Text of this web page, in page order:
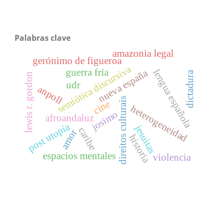
Palabras clave
nueva españa
afroandaluz
amor direitos culturais
josimo
udr
semiótica discursiva
anpoll
heterogeneidad
gerónimo de figueroa
caribe jesuitas
espacios mentales
lengua española
guerra fría
historia
post utopía
amazonia legal
violencia
dictadura
cine
lewis r. gordon